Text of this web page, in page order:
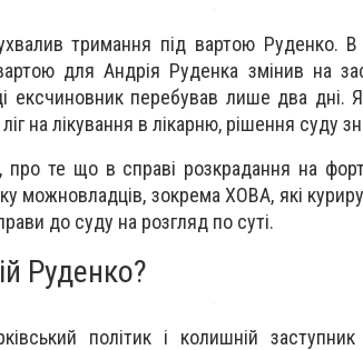
тримання під вартою Руденко.
для Андрія Руденка змінив на
ексчиновник перебував лише два дні.
на лікування в лікарню, рішення суду
те що в справі розкрадання на
можновладців, зокрема ХОВА, які
до суду на розгляд по суті.
Руденко?
політик і колишній